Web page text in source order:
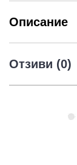
Описание
Отзиви (0)